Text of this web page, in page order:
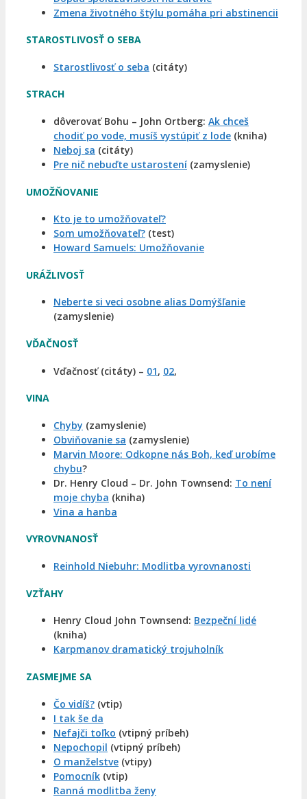
Zmena životného štýlu pomáha pri abstinencii
STAROSTLIVOSŤ O SEBA
Starostlivosť o seba (citáty)
STRACH
dôverovať Bohu – John Ortberg: Ak chceš
chodiť po vode, musíš vystúpiť z lode (kniha)
Neboj sa (citáty)
Pre nič nebuďte ustarostení (zamyslenie)
UMOŽŇOVANIE
Kto je to umožňovateľ?
Som umožňovateľ? (test)
Howard Samuels: Umožňovanie
URÁŽLIVOSŤ
Neberte si veci osobne alias Domýšľanie
(zamyslenie)
VĎAČNOSŤ
Vďačnosť (citáty) – 01, 02,
VINA
Chyby (zamyslenie)
Obviňovanie sa (zamyslenie)
Marvin Moore: Odkopne nás Boh, keď urobíme
chybu?
Dr. Henry Cloud – Dr. John Townsend: To není
moje chyba (kniha)
Vina a hanba
VYROVNANOSŤ
Reinhold Niebuhr: Modlitba vyrovnanosti
VZŤAHY
Henry Cloud John Townsend: Bezpeční lidé
(kniha)
Karpmanov dramatický trojuholník
ZASMEJME SA
Čo vidíš? (vtip)
I tak še da
Nefajči toľko (vtipný príbeh)
Nepochopil (vtipný príbeh)
O manželstve (vtipy)
Pomocník (vtip)
Ranná modlitba ženy